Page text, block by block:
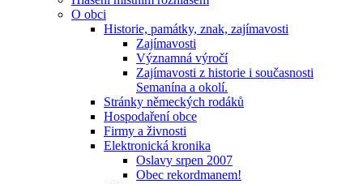
O obci
Historie, památky, znak, zajímavosti
Zajímavosti
Významná výročí
Zajímavosti z historie i současnosti
Semanína a okolí.
Stránky německých rodáků
Hospodaření obce
Firmy a živnosti
Elektronická kronika
Oslavy srpen 2007
Obec rekordmanem!